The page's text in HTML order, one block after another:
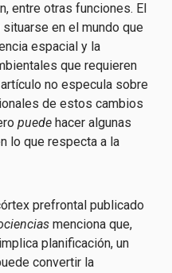
entre otras funciones. El
situarse en el mundo que
espacial y la
que requieren
artículo no especula sobre
de estos cambios
puede hacer algunas
lo que respecta a la
prefrontal publicado
menciona que,
planificación, un
convertir la